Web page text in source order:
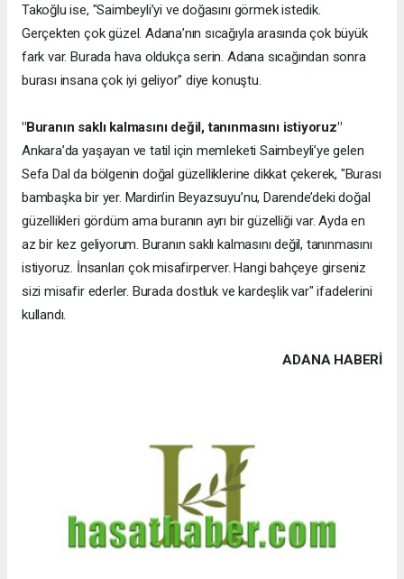
Takoğlu ise, "Saimbeyli’yi ve doğasını görmek istedik.
Gerçekten çok güzel. Adana’nın sıcağıyla arasında çok büyük
fark var. Burada hava oldukça serin. Adana sıcağından sonra
burası insana çok iyi geliyor" diye konuştu.
"Buranın saklı kalmasını değil, tanınmasını istiyoruz"
Ankara’da yaşayan ve tatil için memleketi Saimbeyli’ye gelen
Sefa Dal da bölgenin doğal güzelliklerine dikkat çekerek, "Burası
bambaşka bir yer. Mardin’in Beyazsuyu’nu, Darende’deki doğal
güzellikleri gördüm ama buranın ayrı bir güzelliği var. Ayda en
az bir kez geliyorum. Buranın saklı kalmasını değil, tanınmasını
istiyoruz. İnsanları çok misafirperver. Hangi bahçeye girseniz
sizi misafir ederler. Burada dostluk ve kardeşlik var" ifadelerini
kullandı.
ADANA HABERİ